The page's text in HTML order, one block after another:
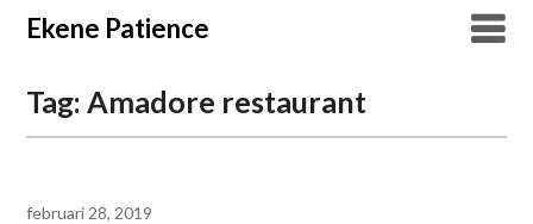
Overslaan
naar
Ekene Patience
Tag:Amadore restaurant
februari 28, 2019